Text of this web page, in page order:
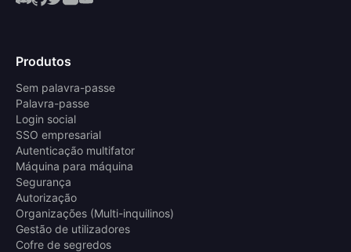
Produtos
Sem palavra-passe
Palavra-passe
Login social
SSO empresarial
Autenticação multifator
Máquina para máquina
Segurança
Autorização
Organizações (Multi-inquilinos)
Gestão de utilizadores
Cofre de segredos